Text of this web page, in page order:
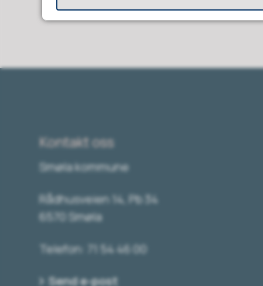
Kontakt oss
Smøla kommune
Rådhusveien 14, Pb 34
6570 Smøla
Telefon: 71 54 46 00
Send e-post